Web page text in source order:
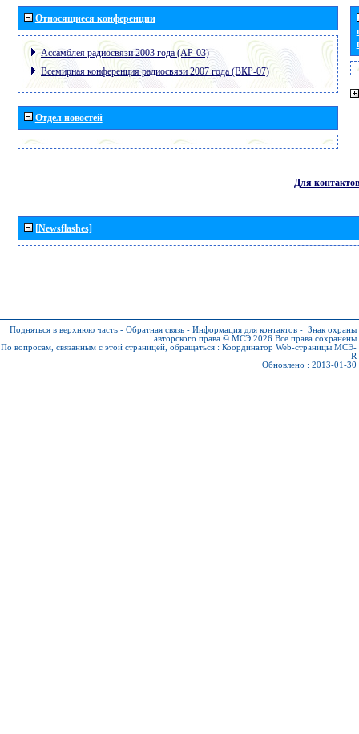
Относящиеся конференции
Ассамблея радиосвязи 2003 года (АР-03)
Всемирная конференция радиосвязи 2007 года (ВКР-07)
Отдел новостей
Для контактов
[Newsflashes]
Подняться в верхнюю часть - Обратная связь - Информация для контактов - Знак охраны
авторского права © МСЭ 2026 Все права сохранены
По вопросам, связанным с этой страницей, обращаться : Координатор Web-страницы МСЭ-
R
Обновлено : 2013-01-30